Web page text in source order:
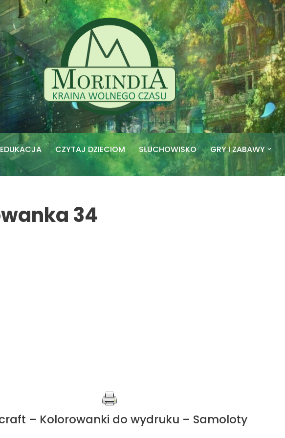
EDUKACJA CZYTAJ DZIECIOM SŁUCHOWISKO GRY I ZABAWY
34
– Kolorowanki do wydruku – Samoloty